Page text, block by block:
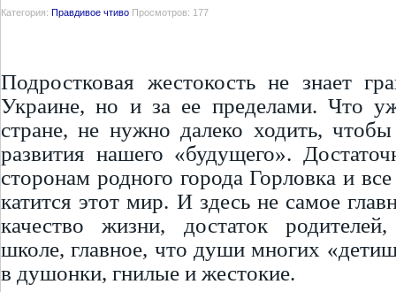
Категория: Правдивое чтиво Просмотров: 177
Подростковая жестокость не знает
Украине, но и за ее пределами. Что
стране, не нужно далеко ходить,
развития нашего «будущего».
сторонам родного города Горловка и
катится этот мир. И здесь не самое
качество жизни, достаток
школе, главное, что души многих
в душонки, гнилые и жестокие.